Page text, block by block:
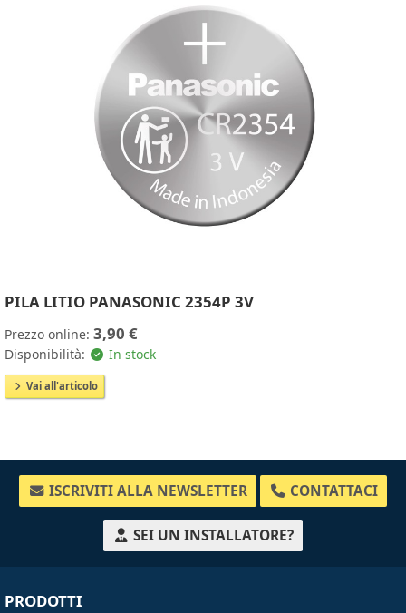
PILA LITIO PANASONIC 2354P 3V
Prezzo online: 3,90 €
Disponibilità: In stock
Vai all'articolo
ISCRIVITI ALLA NEWSLETTER CONTATTACI
SEI UN INSTALLATORE?
PRODOTTI